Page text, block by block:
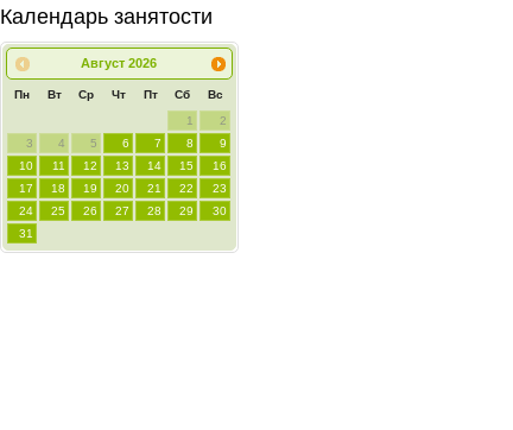
Календарь занятости
Август 2026
Пн Вт Ср Чт Пт Сб Вс
1
2
3
4 5 6 7 8
9
10
11 12 13 14 15
16
17
18 19 20 21 22
23
24
25 26 27 28 29
30
31